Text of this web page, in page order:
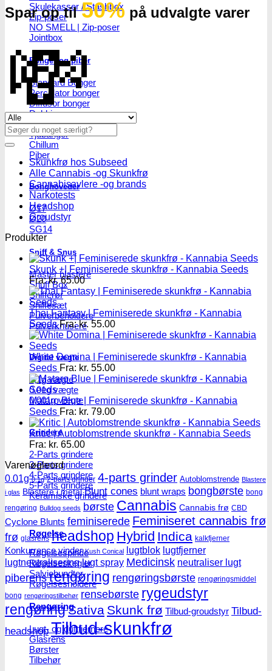
Skulekasser / Stashbox
Zip-poser
NO SMELL | Zip-poser
Jointbox
Bonger og piber
Standard Bonger
Percolator bonger
Diffusor bonger
Dabbing
Olie Bonger / Rigs
Tjubanger
Chillum
Piber
Bonghoveder
Ø17
Ø20
SG14
Sniff & Snus
Master blastere
Snuff Box
Snifferør
Sniffesæt
Pulverbeholdere
Pulverknusere
Digital vægte
0,1g vægte
0,01g vægte
0,001g vægte
Grindere
2-Parts grindere
3-Parts grindere
4-Parts grindere
5-Parts grindere
Keramiske grindere
Røgelse
Røgelsespinde
Røgelseskegler
Salviebundter
Røgelsesholdere
Rengøring
Lugt- og duftfjernere
Glasrens
Børster
Tilbehør
Spar op til50% på udvalgte varer
💸
Se alle tilbud her
Søg
efter:
Skunkfrø hos Subseed
Alle Cannabis -og Skunkfrø
Cannabisavlere -og brands
Narkotests
Headshop
Groudstyr
Produkter
Skunk +| Feminiserede skunkfrø - Kannabia Seeds
Fra:kr.65.00
Thai Fantasy | Feminiserede skunkfrø - Kannabia
Seeds Fra:kr. 55.00
White Domina | Feminiserede skunkfrø - Kannabia
Seeds Fra: kr. 55.00
Mataro Blue | Feminiserede skunkfrø - Kannabia
Seeds Fra: kr. 79.00
Kritic | Autoblomstrende skunkfrø - Kannabia Seeds
Fra: kr. 65.00
Varenøgleord
0.01g 0.1g 2-parts grinder 4-parts grinder Autoblomstrende Blastere
i glas Blastere i metal Blunt cones blunt wraps bongbørste bong
rengøring Bulldog seeds børste Cannabis Cannabis frø CBD
Cyclone Blunts feminiserede Feminiseret cannabis frø
frø glasrens headshop Hybrid Indica kalkfjerner
Konkurrence vinder Kush Conical lugtblok lugtfjerner
lugtneutralisering lugt spray Medicinsk neutraliser lugt
piberens rengøring rengøringsbørste rengøringsmiddel
bong rengøringstilbehør rensebørste rygeudstyr
rengøringSativa Skunk frø Tilbud-groudstyr Tilbud-
headshop Tilbud-skunkfrø